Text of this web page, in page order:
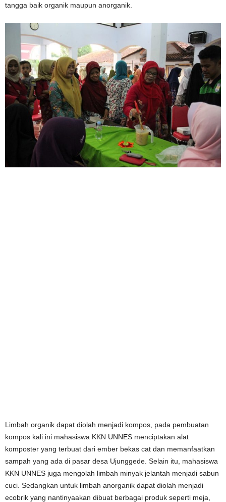
tangga baik organik maupun anorganik.
Limbah organik dapat diolah menjadi kompos, pada pembuatan
kompos kali ini mahasiswa KKN UNNES menciptakan alat
komposter yang terbuat dari ember bekas cat dan memanfaatkan
sampah yang ada di pasar desa Ujunggede. Selain itu, mahasiswa
KKN UNNES juga mengolah limbah minyak jelantah menjadi sabun
cuci. Sedangkan untuk limbah anorganik dapat diolah menjadi
ecobrik yang nantinyaakan dibuat berbagai produk seperti meja,